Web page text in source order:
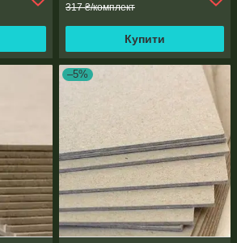
317 ₴/комплект
Купити
–5%